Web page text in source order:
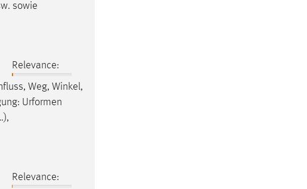
sowie
Relevance:
Weg, Winkel,
Urformen
Relevance: